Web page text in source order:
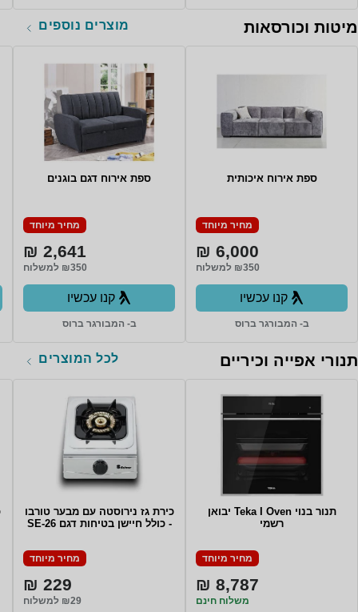
מיטות וכורסאות מוצרים נוספים
ספת אירוח איכותית
מחיר מיוחד
6,000 ₪
₪350 למשלוח
קנו עכשיו
ב- המבורגר ברוס
ספת אירוח דגם בוגנים
מחיר מיוחד
2,641 ₪
₪350 למשלוח
קנו עכשיו
ב- המבורגר ברוס
תנורי אפייה וכיריים לכל המוצרים
תנור בנוי Teka I Oven יבואן
רשמי
מחיר מיוחד
8,787 ₪
משלוח חינם
כירת גז נירוסטה עם מבער טורבו
- כולל חיישן בטיחות דגם SE-26
מחיר מיוחד
229 ₪
₪29 למשלוח